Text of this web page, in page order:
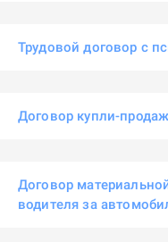
Трудовой договор с
Договор купли-
Договор
водителя за